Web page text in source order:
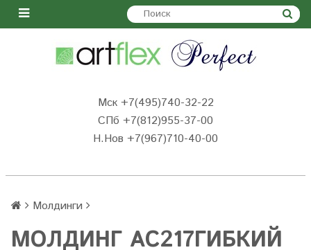
Мск +7(495)740-32-22
СПб +7(812)955-37-00
Н.Нов +7(967)710-40-00
Молдинги
МОЛДИНГ AC217ГИБКИЙ